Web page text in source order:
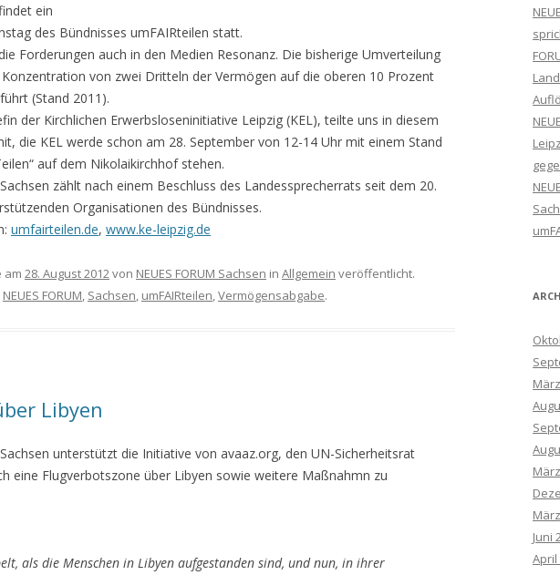
ein
des Bündnisses umFAIRteilen statt.
Forderungen auch in den Medien Resonanz. Die bisherige Umverteilung
von zwei Dritteln der Vermögen auf die oberen 10 Prozent
(Stand 2011).
der Kirchlichen Erwerbsloseninitiative Leipzig (KEL), teilte uns in diesem
die KEL werde schon am 28. September von 12-14 Uhr mit einem Stand
auf dem Nikolaikirchhof stehen.
zählt nach einem Beschluss des Landessprecherrats seit dem 20.
Organisationen des Bündnisses.
umfairteilen.de, www.ke-leipzig.de
am 28. August 2012von NEUES FORUM Sachsen in Allgemein veröffentlicht.
NEUES FORUM, Sachsen, umFAIRteilen,Vermögensabgabe.
Libyen
unterstützt die Initiative von avaaz.org, den UN-Sicherheitsrat
eine Flugverbotszone über Libyen sowie weitere Maßnahmn zu
als die Menschen in Libyen aufgestanden sind, und nun, in ihrer
Juni
April